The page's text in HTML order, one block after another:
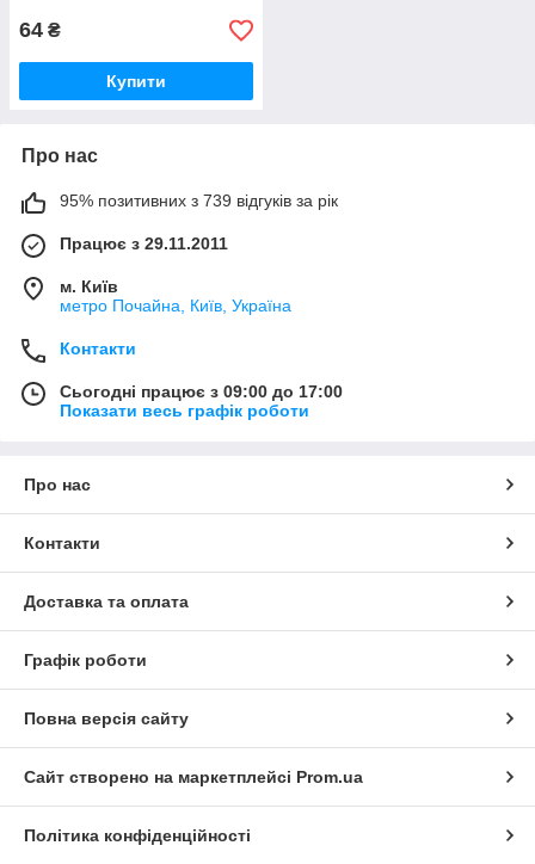
64 ₴
Купити
Про нас
95% позитивних з 739 відгуків за рік
Працює з 29.11.2011
м. Київ
метро Почайна, Київ, Україна
Контакти
Сьогодні працює з 09:00 до 17:00
Показати весь графік роботи
Про нас
Контакти
Доставка та оплата
Графік роботи
Повна версія сайту
Сайт створено на маркетплейсі Prom.ua
Політика конфіденційності